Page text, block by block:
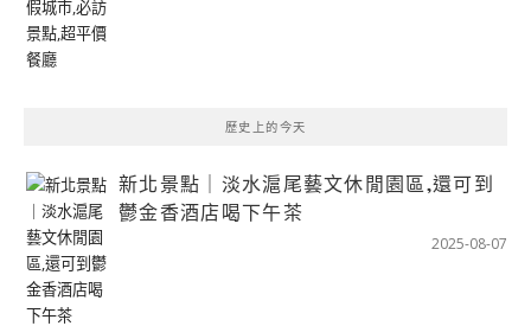
歷史上的今天
新北景點｜淡水滬尾藝文休閒園區,還可到
鬱金香酒店喝下午茶
2025-08-07